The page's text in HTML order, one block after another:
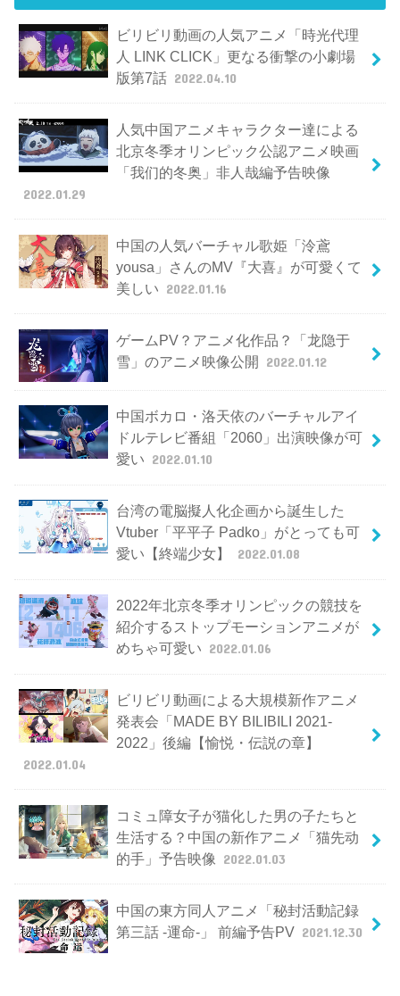
ビリビリ動画の人気アニメ「時光代理
人 LINK CLICK」更なる衝撃の小劇場
版第7話 2022.04.10
人気中国アニメキャラクター達による
北京冬季オリンピック公認アニメ映画
「我们的冬奥」非人哉編予告映像
2022.01.29
中国の人気バーチャル歌姫「泠鳶
yousa」さんのMV『大喜』が可愛くて
美しい 2022.01.16
ゲームPV？アニメ化作品？「龙隐于
雪」のアニメ映像公開 2022.01.12
中国ボカロ・洛天依のバーチャルアイ
ドルテレビ番組「2060」出演映像が可
愛い 2022.01.10
台湾の電脳擬人化企画から誕生した
Vtuber「平平子 Padko」がとっても可
愛い【終端少女】
2022.01.08
2022年北京冬季オリンピックの競技を
紹介するストップモーションアニメが
めちゃ可愛い 2022.01.06
ビリビリ動画による大規模新作アニメ
発表会「MADE BY BILIBILI 2021-
2022」後編【愉悦・伝説の章】
2022.01.04
コミュ障女子が猫化した男の子たちと
生活する？中国の新作アニメ「猫先动
的手」予告映像
2022.01.03
中国の東方同人アニメ「秘封活動記録
第三話 -運命-」 前編予告PV 2021.12.30